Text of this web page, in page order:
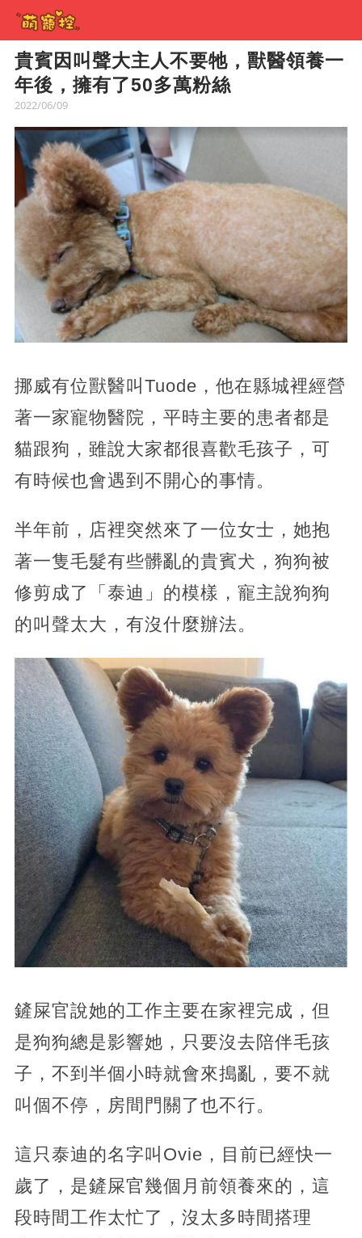
貴賓因叫聲大主人不要牠，獸醫領養一
年後，擁有了50多萬粉絲
2022/06/09
挪威有位獸醫叫Tuode，他在縣城裡經營
著一家寵物醫院，平時主要的患者都是
貓跟狗，雖說大家都很喜歡毛孩子，可
有時候也會遇到不開心的事情。
半年前，店裡突然來了一位女士，她抱
著一隻毛髮有些髒亂的貴賓犬，狗狗被
修剪成了「泰迪」的模樣，寵主說狗狗
的叫聲太大，有沒什麼辦法。
鏟屎官說她的工作主要在家裡完成，但
是狗狗總是影響她，只要沒去陪伴毛孩
子，不到半個小時就會來搗亂，要不就
叫個不停，房間門關了也不行。
這只泰迪的名字叫Ovie，目前已經快一
歲了，是鏟屎官幾個月前領養來的，這
段時間工作太忙了，沒太多時間搭理